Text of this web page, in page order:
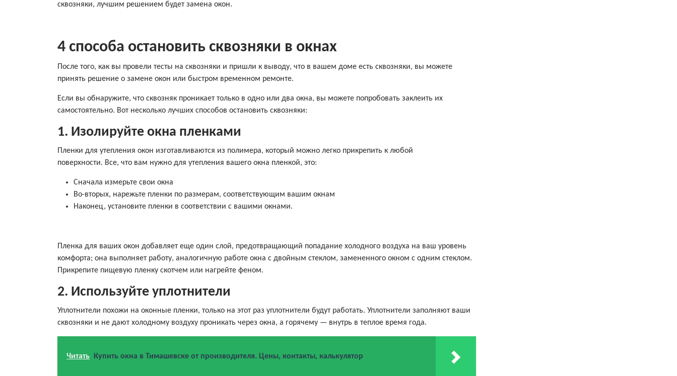
сквозняки, лучшим решением будет замена окон.
4 способа остановить сквозняки в окнах
После того, как вы провели тесты на сквозняки и пришли к выводу, что в вашем доме есть сквозняки, вы можете
принять решение о замене окон или быстром временном ремонте.
Если вы обнаружите, что сквозняк проникает только в одно или два окна, вы можете попробовать заклеить их
самостоятельно. Вот несколько лучших способов остановить сквозняки:
1. Изолируйте окна пленками
Пленки для утепления окон изготавливаются из полимера, который можно легко прикрепить к любой
поверхности. Все, что вам нужно для утепления вашего окна пленкой, это:
Сначала измерьте свои окна
Во-вторых, нарежьте пленки по размерам, соответствующим вашим окнам
Наконец, установите пленки в соответствии с вашими окнами.
Пленка для ваших окон добавляет еще один слой, предотвращающий попадание холодного воздуха на ваш уровень
комфорта; она выполняет работу, аналогичную работе окна с двойным стеклом, замененного окном с одним стеклом.
Прикрепите пищевую пленку скотчем или нагрейте феном.
2. Используйте уплотнители
Уплотнители похожи на оконные пленки, только на этот раз уплотнители будут работать. Уплотнители заполняют ваши
сквозняки и не дают холодному воздуху проникать через окна, а горячему — внутрь в теплое время года.
Читать Купить окна в Тимашевске от производителя. Цены, контакты, калькулятор